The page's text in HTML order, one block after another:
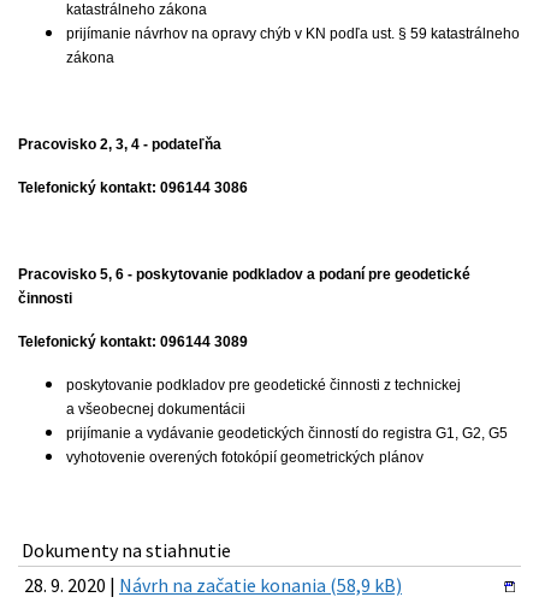
katastrálneho zákona
prijímanie návrhov na opravy chýb v KN podľa ust. § 59 katastrálneho
zákona
Pracovisko 2, 3, 4 - podateľňa
Telefonický kontakt: 096144 3086
Pracovisko 5, 6 - poskytovanie podkladov a podaní pre geodetické
činnosti
Telefonický kontakt: 096144 3089
poskytovanie podkladov pre geodetické činnosti z technickej
a všeobecnej dokumentácii
prijímanie a vydávanie geodetických činností do registra G1, G2, G5
vyhotovenie overených fotokópií geometrických plánov
Dokumenty na stiahnutie
28. 9. 2020 | Návrh na začatie konania (58,9 kB)